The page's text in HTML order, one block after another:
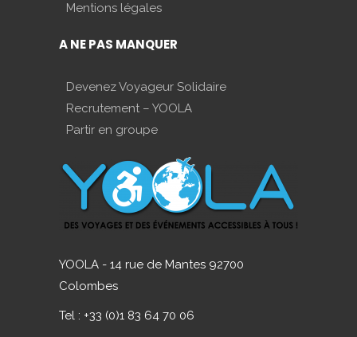
Mentions légales
A NE PAS MANQUER
Devenez Voyageur Solidaire
Recrutement – YOOLA
Partir en groupe
YOOLA - 14 rue de Mantes 92700
Colombes
Tel : +33 (0)1 83 64 70 06